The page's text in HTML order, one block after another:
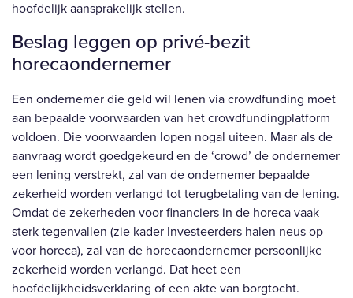
hoofdelijk aansprakelijk stellen.
Beslag leggen op privé-bezit
horecaondernemer
Een ondernemer die geld wil lenen via crowdfunding moet
aan bepaalde voorwaarden van het crowdfundingplatform
voldoen. Die voorwaarden lopen nogal uiteen. Maar als de
aanvraag wordt goedgekeurd en de ‘crowd’ de ondernemer
een lening verstrekt, zal van de ondernemer bepaalde
zekerheid worden verlangd tot terugbetaling van de lening.
Omdat de zekerheden voor financiers in de horeca vaak
sterk tegenvallen (zie kader Investeerders halen neus op
voor horeca), zal van de horecaondernemer persoonlijke
zekerheid worden verlangd. Dat heet een
hoofdelijkheidsverklaring of een akte van borgtocht.